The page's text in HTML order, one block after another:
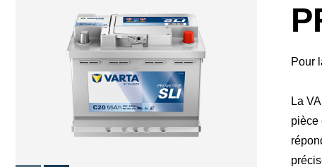
dialogue
Pour
La
pièce